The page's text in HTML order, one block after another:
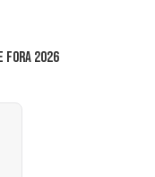
Fora 2026